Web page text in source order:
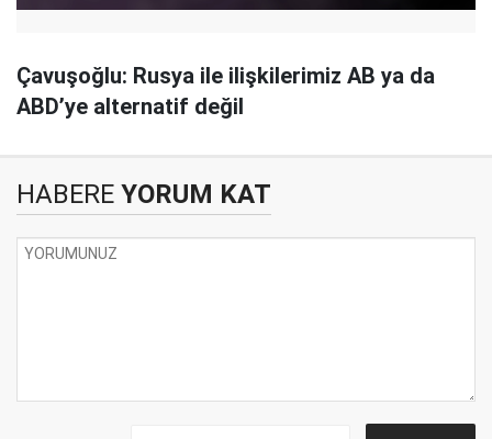
Çavuşoğlu: Rusya ile ilişkilerimiz AB ya da
ABD’ye alternatif değil
HABERE YORUM KAT